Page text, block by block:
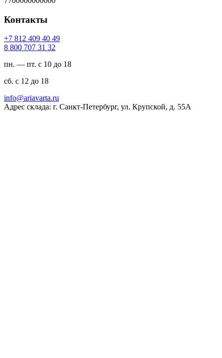
Контакты
94 04 904 218 7+
23 13 707 008 8
пн. — пт. с 10 до 18
сб. с 12 до 18
ur.atravaira@ofni
Адрес склада: г. Санкт-Петербург, ул. Крупской, д. 55А